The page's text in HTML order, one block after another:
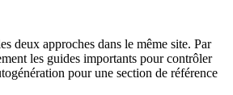
deux approches dans le même site. Par
les guides importants pour contrôler
pour une section de référence